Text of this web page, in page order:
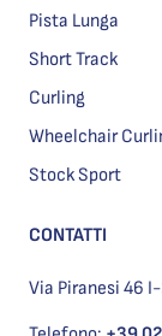
Pista Lunga
Short Track
Curling
Wheelchair
Stock Sport
CONTATTI
Via Piranesi 46